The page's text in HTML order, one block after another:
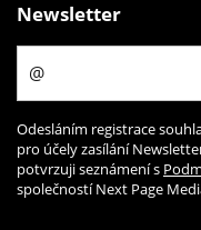
Newsletter
Odesláním registrace
pro účely zasílání
potvrzuji seznámení s
společností Next Page